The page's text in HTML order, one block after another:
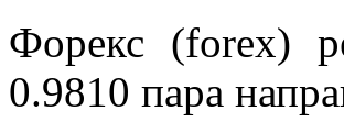
Форекс (forex)
0.9810 пара